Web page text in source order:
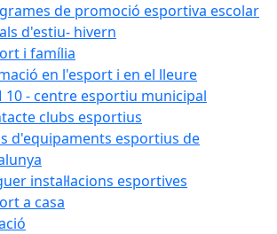
de promoció esportiva escolar
d'estiu- hivern
i família
en l'esport i en el lleure
10 - centre esportiu municipal
clubs esportius
d'equipaments esportius de
instal·lacions esportives
a casa